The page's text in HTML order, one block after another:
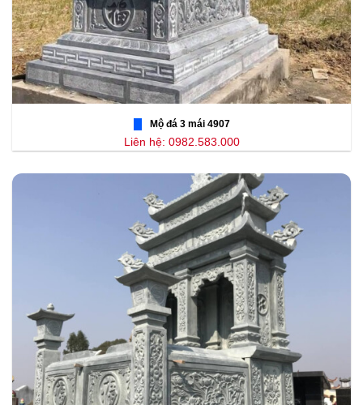
Mộ đá 3 mái 4907
Liên hệ: 0982.583.000